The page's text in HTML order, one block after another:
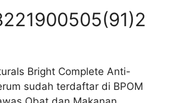
Bright Complete Anti-
sudah terdaftar di BPOM